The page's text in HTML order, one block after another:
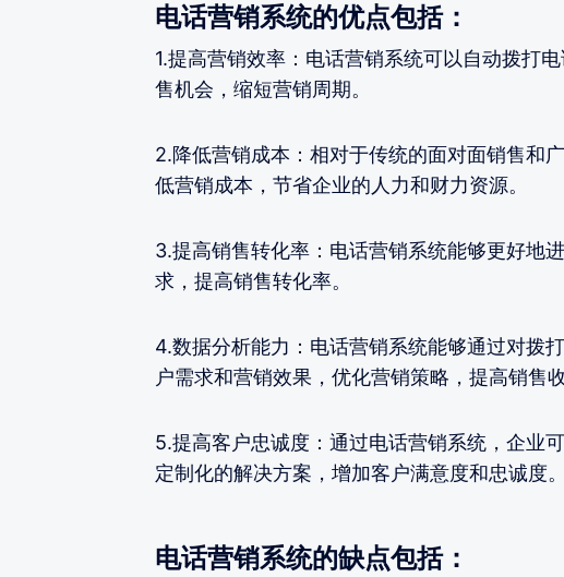
电话营销系统的优点包括：
1.提高营销效率：电话营销系统可以自动拨打
售机会，缩短营销周期。
2.降低营销成本：相对于传统的面对面销售和
低营销成本，节省企业的人力和财力资源。
3.提高销售转化率：电话营销系统能够更好地
求，提高销售转化率。
4.数据分析能力：电话营销系统能够通过对拨
户需求和营销效果，优化营销策略，提高销售收
5.提高客户忠诚度：通过电话营销系统，企业
定制化的解决方案，增加客户满意度和忠诚度。
电话营销系统的缺点包括：